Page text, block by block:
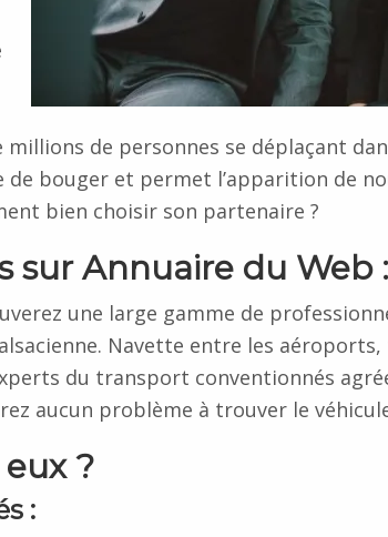
millions de personnes se déplaçant
de bouger et permet l’apparition de
bien choisir son partenaire ?
sur Annuaire du Web :
une large gamme de
Navette entre les
du transport conventionnés
aucun problème à trouver le
?
: